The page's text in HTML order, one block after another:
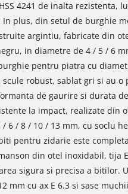
4241 de inalta rezistenta,
plus, din setul de burghie
argintiu, fabricate din
in diametre de 4 / 5 / 6
pentru piatra cu
robust, sablat gri si au o
de gaurire si durata
la impact, realizate din
/ 8 / 10 / 13 mm, cu soclu
pentru zidarie este
din otel inoxidabil, tija
sigura si precisa a bitilor.
mm cu ax E 6.3 si sase